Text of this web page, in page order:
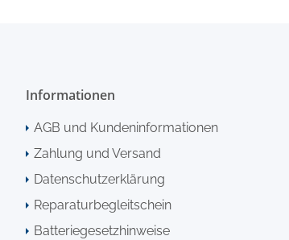
Informationen
AGB und Kundeninformationen
Zahlung und Versand
Datenschutzerklärung
Reparaturbegleitschein
Batteriegesetzhinweise